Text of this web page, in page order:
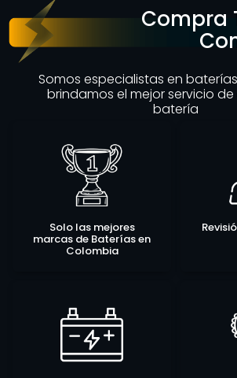
Compra
Somos especialistas en
brindamos el mejor servicio
batería
Solo las mejores
marcas de Baterías en
Colombia